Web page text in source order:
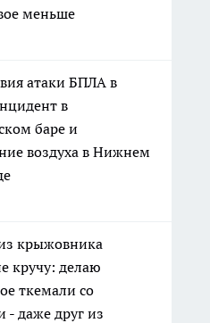
меньше
атаки БПЛА в
в
баре и
воздуха в Нижнем
крыжовника
кручу: делаю
ткемали со
- даже друг из